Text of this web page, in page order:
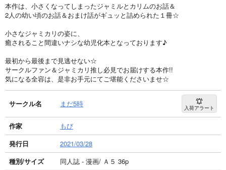
本作は、小さくなってしまったジャミルとカリムのお話＆
2人の幼い頃のお話＆おまけ話がギュッと詰められた１冊☆
小さなジャミカリの姿に、
癒されること間違いナシな幼児化本となっております♪
最初から最後まで見逃せない☆
サークルファン＆ジャミカリ推し必見でお届けする本作!!
気になる全容は、是非お手元にてご堪能くださいませ☆
サークル名 まだ5時 入荷アラート
作家
もび
発行日
2021/03/28
種別/サイズ
同人誌 - 漫画/ Ａ５ 36p